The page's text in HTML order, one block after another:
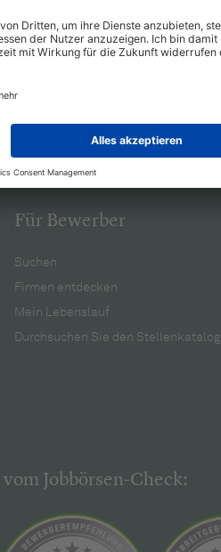
Für Bewerber
Suchen
Firmen entdecken
Mein Lebenslauf
Durchsuchen Sie den Stellenkatalog
Jobbörsen-Check: